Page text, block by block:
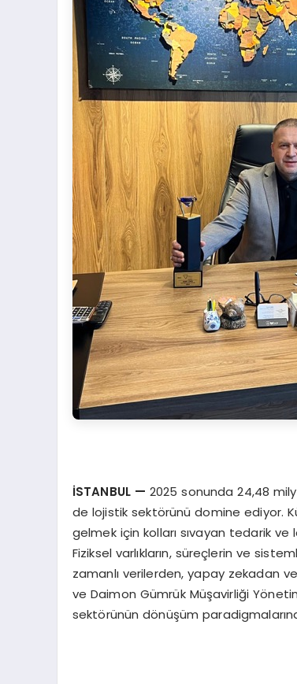
İSTANBUL — 2025 sonunda 24,48
de lojistik sektörünü domine ediyor.
gelmek için kolları sıvayan tedarik
Fiziksel varlıkların, süreçlerin ve
zamanlı verilerden, yapay zekadan
ve Daimon Gümrük Müşavirliği
sektörünün dönüşüm